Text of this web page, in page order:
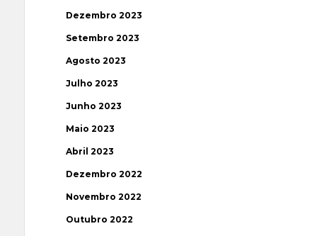
Dezembro 2023
Setembro 2023
Agosto 2023
Julho 2023
Junho 2023
Maio 2023
Abril 2023
Dezembro 2022
Novembro 2022
Outubro 2022